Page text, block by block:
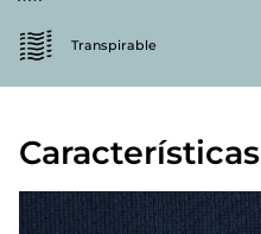
Transpirable
Características